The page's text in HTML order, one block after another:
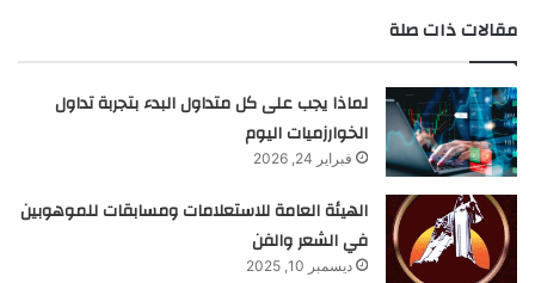
مقالات ذات صلة
لماذا يجب على كل متداول البدء بتجربة تداول
الخوارزميات اليوم
فبراير 24, 2026
الهيئة العامة للاستعلامات ومسابقات للموهوبين
في الشعر والفن
ديسمبر 10, 2025